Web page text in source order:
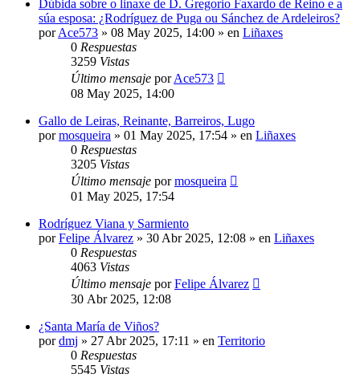
Dúbida sobre o linaxe de D. Gregorio Faxardo de Reino e a
súa esposa: ¿Rodríguez de Puga ou Sánchez de Ardeleiros?
porAce573 » 08 May 2025, 14:00 » en Liñaxes
0 Respuestas
3259 Vistas
Último mensaje porAce573
08 May 2025, 14:00
Gallo de Leiras, Reinante, Barreiros, Lugo
pormosqueira » 01 May 2025, 17:54 » en Liñaxes
0 Respuestas
3205 Vistas
Último mensaje pormosqueira
01 May 2025, 17:54
Rodríguez Viana y Sarmiento
porFelipe Álvarez » 30 Abr 2025, 12:08 » en Liñaxes
0 Respuestas
4063 Vistas
Último mensaje porFelipe Álvarez
30 Abr 2025, 12:08
¿Santa María de Viños?
pordmj » 27 Abr 2025, 17:11 » en Territorio
0 Respuestas
5545 Vistas